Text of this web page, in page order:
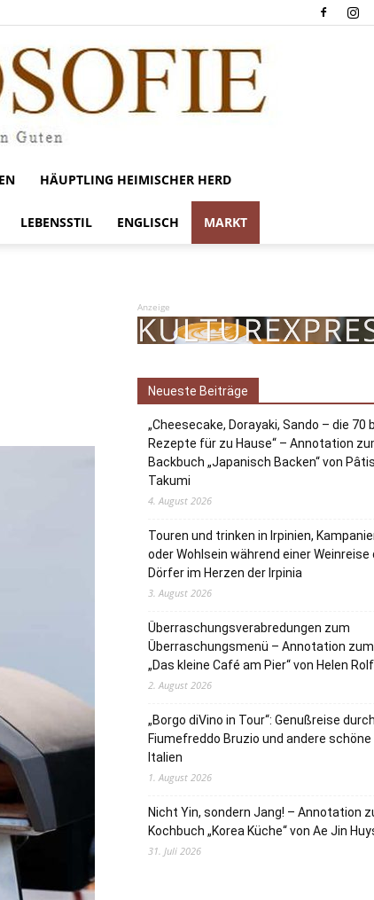
HÄUPTLING HEIMISCHER HERD
LEBENSSTIL ENGLISCH MARKT
Anzeige
Neueste Beiträge
„Cheesecake, Dorayaki, Sando – die 70
Rezepte für zu Hause“ – Annotation
Backbuch „Japanisch Backen“ von
Takumi
4. August 2026
Touren und trinken in Irpinien,
oder Wohlsein während einer Weinreise
Dörfer im Herzen der Irpinia
3. August 2026
Überraschungsverabredungen zum
Überraschungsmenü – Annotation
„Das kleine Café am Pier“ von Helen
2. August 2026
„Borgo diVino in Tour“: Genußreise durch
Fiumefreddo Bruzio und andere schöne
Italien
1. August 2026
Nicht Yin, sondern Jang! – Annotation
Kochbuch „Korea Küche“ von Ae Jin
31. Juli 2026